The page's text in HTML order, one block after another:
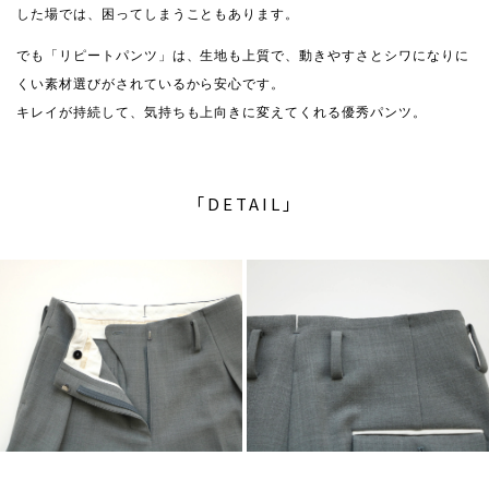
した場では、困ってしまうこともあります。
でも「リピートパンツ」は、生地も上質で、動きやすさとシワになりに
くい素材選びがされているから安心です。
キレイが持続して、気持ちも上向きに変えてくれる優秀パンツ。
「DETAIL」